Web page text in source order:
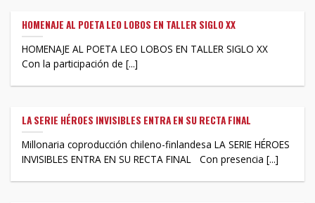
HOMENAJE AL POETA LEO LOBOS EN TALLER SIGLO XX
HOMENAJE AL POETA LEO LOBOS EN TALLER SIGLO XX
Con la participación de [...]
LA SERIE HÉROES INVISIBLES ENTRA EN SU RECTA FINAL
Millonaria coproducción chileno-finlandesa LA SERIE HÉROES
INVISIBLES ENTRA EN SU RECTA FINAL Con presencia [...]